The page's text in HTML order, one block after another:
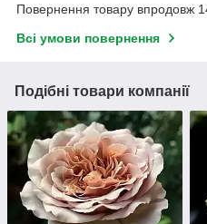
Повернення товару впродовж
Всі умови повернення
Подібні товари компанії